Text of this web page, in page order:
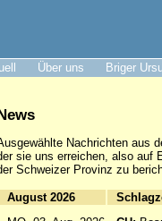
Über uns Briger
Nachrichten aus
sie uns erreichen, also auf
Schweizer Provinz zu
August 2026